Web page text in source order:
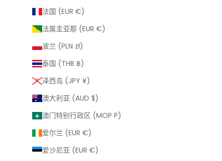
法国 (EUR €)
法属圭亚那 (EUR €)
波兰 (PLN zł)
泰国 (THB ฿)
泽西岛 (JPY ¥)
澳大利亚 (AUD $)
澳门特别行政区 (MOP P)
爱尔兰 (EUR €)
爱沙尼亚 (EUR €)